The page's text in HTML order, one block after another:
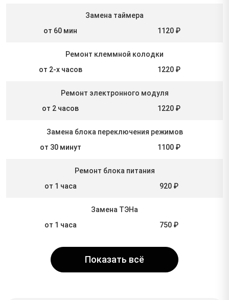
Замена таймера
от 60 мин
1120 ₽
Ремонт клеммной колодки
от 2-х часов
1220 ₽
Ремонт электронного модуля
от 2 часов
1220 ₽
Замена блока переключения режимов
от 30 минут
1100 ₽
Ремонт блока питания
от 1 часа
920 ₽
Замена ТЭНа
от 1 часа
750 ₽
Показать всё